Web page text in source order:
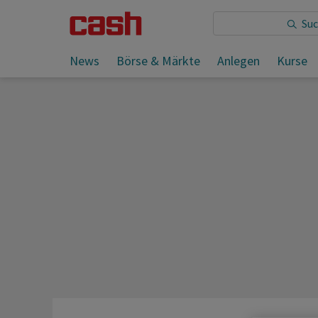
News Börse & Märkte Anlegen Kurse
Sie lesen: